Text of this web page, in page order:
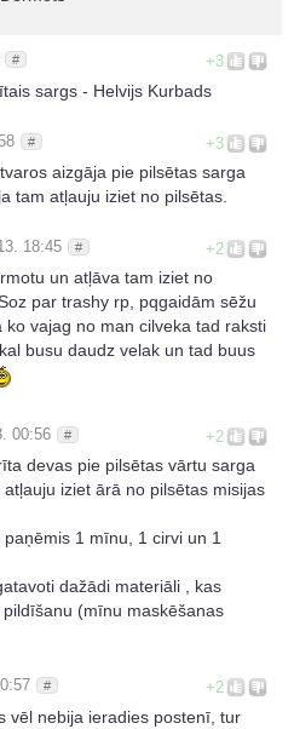
+3
#
sargs - Helvijs Kurbads
+3
#
aizgāja pie pilsētas sarga
tam atļauju iziet no pilsētas.
+2
18:45 #
un atļāva tam iziet no
par trashy rp, pqgaidām sēžu
ko vajag no man cilveka tad raksti
busu daudz velak un tad buus
+2
00:56 #
devas pie pilsētas vārtu sarga
iziet ārā no pilsētas misijas
1 mīnu, 1 cirvi un 1
dažādi materiāli , kas
(mīnu maskēšanas
+2
#
vēl nebija ieradies postenī, tur